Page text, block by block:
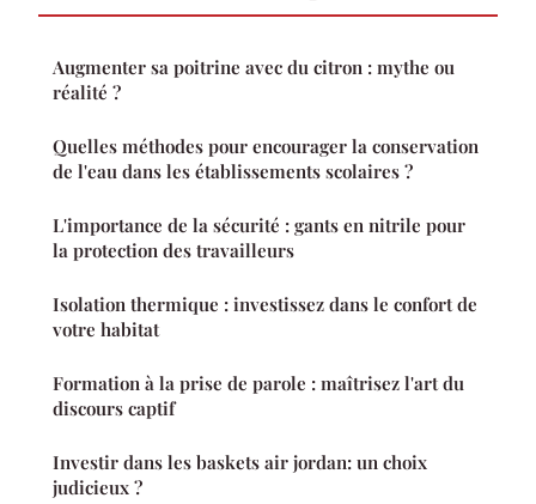
Augmenter sa poitrine avec du citron : mythe ou
réalité ?
Quelles méthodes pour encourager la conservation
de l'eau dans les établissements scolaires ?
L'importance de la sécurité : gants en nitrile pour
la protection des travailleurs
Isolation thermique : investissez dans le confort de
votre habitat
Formation à la prise de parole : maîtrisez l'art du
discours captif
Investir dans les baskets air jordan: un choix
judicieux ?